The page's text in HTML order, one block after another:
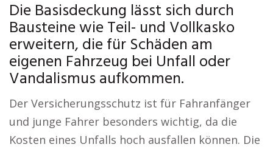
Die Basisdeckung lässt sich durch
Bausteine wie Teil- und Vollkasko
erweitern, die für Schäden am
eigenen Fahrzeug bei Unfall oder
Vandalismus aufkommen.
Der Versicherungsschutz ist für Fahranfänger
und junge Fahrer besonders wichtig, da die
Kosten eines Unfalls hoch ausfallen können. Die